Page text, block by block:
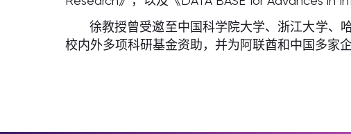
徐教授曾受邀至中国科学院大学、浙江大学、
校内外多项科研基金资助，并为阿联酋和中国多家